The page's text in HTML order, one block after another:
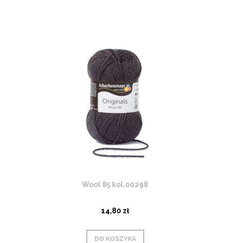
Wool 85 kol.00298
14,80 zł
DO KOSZYKA